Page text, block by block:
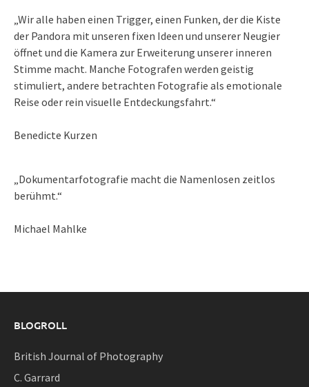
„Wir alle haben einen Trigger, einen Funken, der die Kiste
der Pandora mit unseren fixen Ideen und unserer Neugier
öffnet und die Kamera zur Erweiterung unserer inneren
Stimme macht. Manche Fotografen werden geistig
stimuliert, andere betrachten Fotografie als emotionale
Reise oder rein visuelle Entdeckungsfahrt.“
Benedicte Kurzen
„Dokumentarfotografie macht die Namenlosen zeitlos
berühmt.“
Michael Mahlke
BLOGROLL
British Journal of Photography
C. Garrard